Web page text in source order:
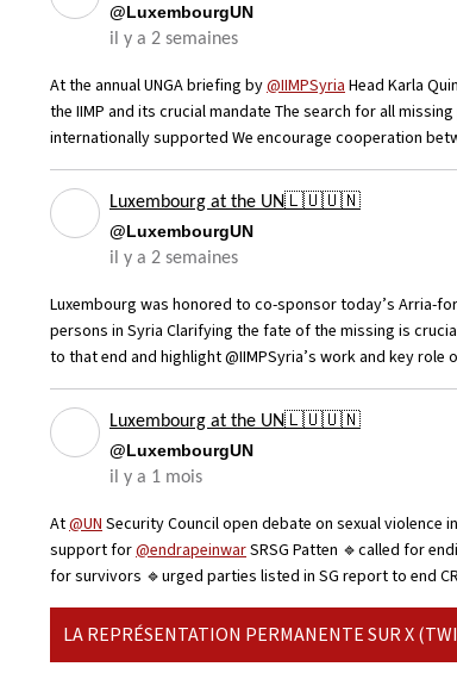
@LuxembourgUN
il y a 2 semaines
At the annual UNGA briefing by@IIMPSyria Head Karla
the IIMP and its crucial mandate The search for all
internationally supported We encourage cooperation
Luxembourg at the UN🇱🇺🇺🇳
@LuxembourgUN
il y a 2 semaines
Luxembourg was honored to co-sponsor today’s Arria-
persons in Syria Clarifying the fate of the missing is
to that end and highlight @IIMPSyria’s work and key role
Luxembourg at the UN🇱🇺🇺🇳
@LuxembourgUN
il y a 1 mois
At@UN Security Council open debate on sexual violence
support for@endrapeinwarSRSG Patten 🔹called for
for survivors 🔹urged parties listed in SG report to end
LA REPRÉSENTATION PERMANENTE SUR X